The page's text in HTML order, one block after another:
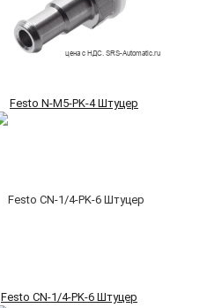
Festo N-M5-PK-4 Штуцер
Festo CN-1/4-PK-6 Штуцер